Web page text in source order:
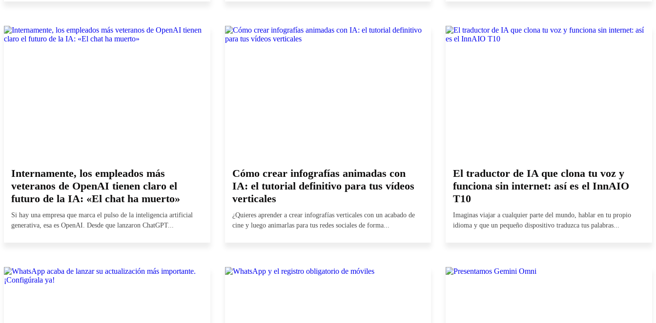
Internamente, los empleados más
veteranos de OpenAI tienen claro el
futuro de la IA: «El chat ha muerto»
Si hay una empresa que marca el pulso de la inteligencia artificial
generativa, esa es OpenAI. Desde que lanzaron ChatGPT...
Cómo crear infografías animadas con
IA: el tutorial definitivo para tus vídeos
verticales
¿Quieres aprender a crear infografías verticales con un acabado de
cine y luego animarlas para tus redes sociales de forma...
El traductor de IA que clona tu voz y
funciona sin internet: así es el InnAIO
T10
Imaginas viajar a cualquier parte del mundo, hablar en tu propio
idioma y que un pequeño dispositivo traduzca tus palabras...